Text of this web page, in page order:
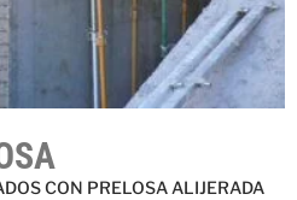
CON PRELOSA ALIJERADA